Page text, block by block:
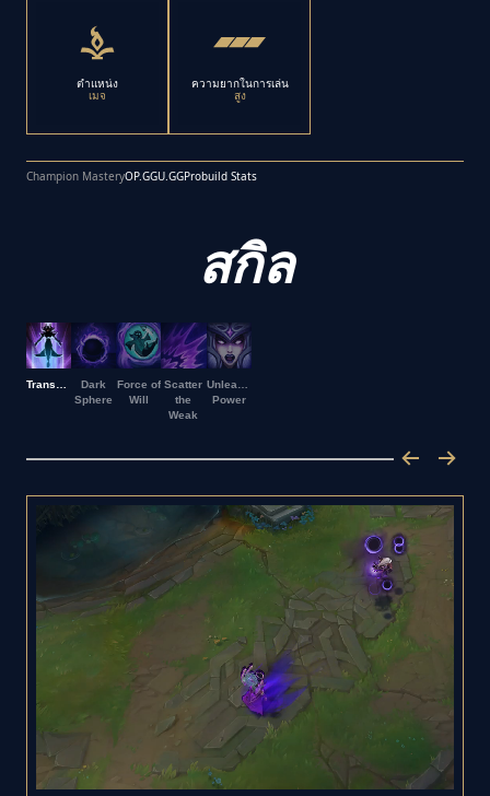
ตำแหน่ง
เมจ
ความยากในการเล่น
สูง
Champion MasteryOP.GGU.GGProbuild Stats
สกิล
Dark
Sphere
Force of
Will
Scatter
the
Weak
Unleashed
Power